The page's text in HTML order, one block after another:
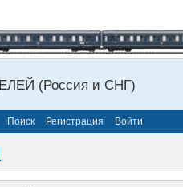
(Россия и СНГ)
Поиск Регистрация Войти